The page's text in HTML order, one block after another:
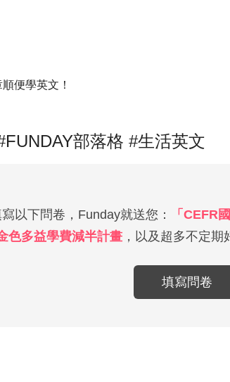
便學英文！
部落格 #生活英文
以下問卷，Funday就送您： 「CEFR
色多益學費減半計畫，以及超多不定期
填寫問卷